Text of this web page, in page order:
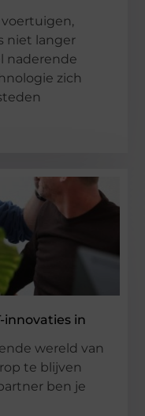
niet langer
naderende
zich
innovaties in
wereld van
te blijven
ben je